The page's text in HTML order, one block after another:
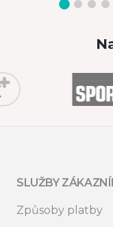
SLUŽBY
Způsoby platby